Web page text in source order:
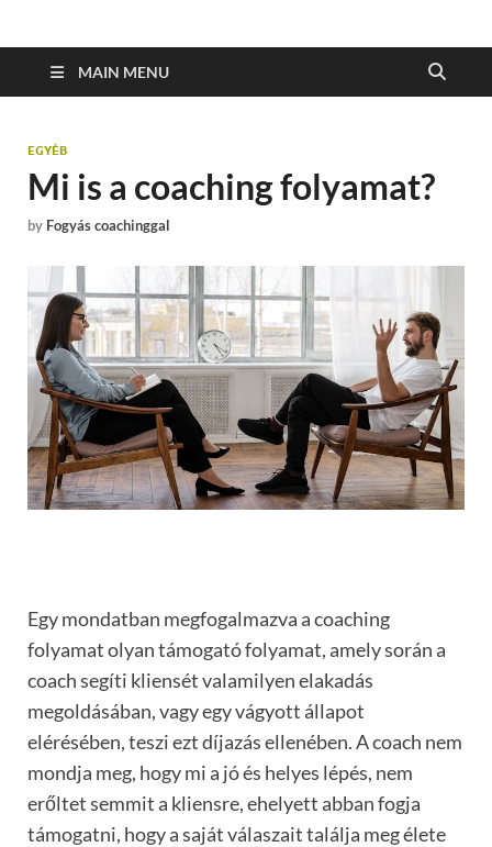
MAIN MENU
EGYÉB
Mi is a coaching folyamat?
by Fogyás coachinggal
Egy mondatban megfogalmazva acoaching
folyamat olyan támogató folyamat, amely során a
coach segíti kliensét valamilyen elakadás
megoldásában, vagy egy vágyott állapot
elérésében, teszi ezt díjazás ellenében. A coach nem
mondja meg, hogy mi a jó és helyes lépés, nem
erőltet semmit a kliensre, ehelyett abban fogja
támogatni, hogy a saját válaszait találja megélete